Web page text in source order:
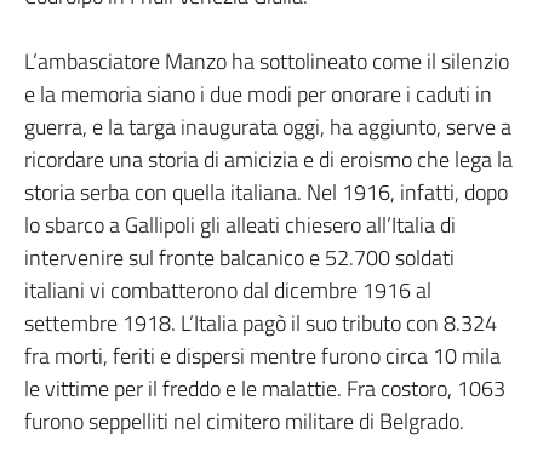
L’ambasciatore Manzo ha sottolineato come il silenzio
e la memoria siano i due modi per onorare i caduti in
guerra, e la targa inaugurata oggi, ha aggiunto, serve a
ricordare una storia di amicizia e di eroismo che lega la
storia serba con quella italiana. Nel 1916, infatti, dopo
lo sbarco a Gallipoli gli alleati chiesero all’Italia di
intervenire sul fronte balcanico e 52.700 soldati
italiani vi combatterono dal dicembre 1916 al
settembre 1918. L’Italia pagò il suo tributo con 8.324
fra morti, feriti e dispersi mentre furono circa 10 mila
le vittime per il freddo e le malattie. Fra costoro, 1063
furono seppelliti nel cimitero militare di Belgrado.